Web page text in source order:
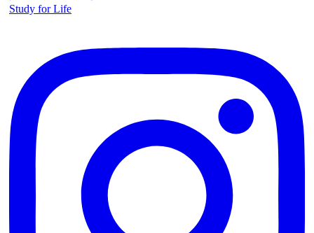
Study for Life